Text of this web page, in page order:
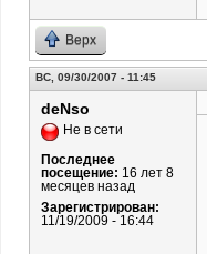
Верх
ВС, 09/30/2007 - 11:45
deNso
Не в сети
Последнее
посещение: 16 лет 8
месяцев назад
Зарегистрирован:
11/19/2009 - 16:44